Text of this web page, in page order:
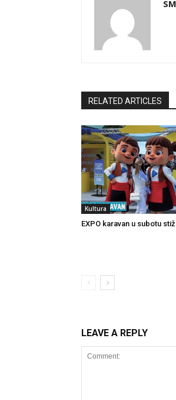
RELATED ARTICLES
Kultura
EXPO karavan u subotu
LEAVE A REPLY